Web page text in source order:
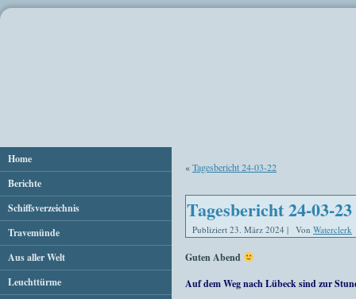
Home
Berichte
Schiffsverzeichnis
Travemünde
Aus aller Welt
Leuchttürme
«Tagesbericht 24-03-22
Tagesbericht 24-03-23
Publiziert 23. März 2024 | Von Waterclerk
Guten Abend
Auf dem Weg nach Lübeck sind zur